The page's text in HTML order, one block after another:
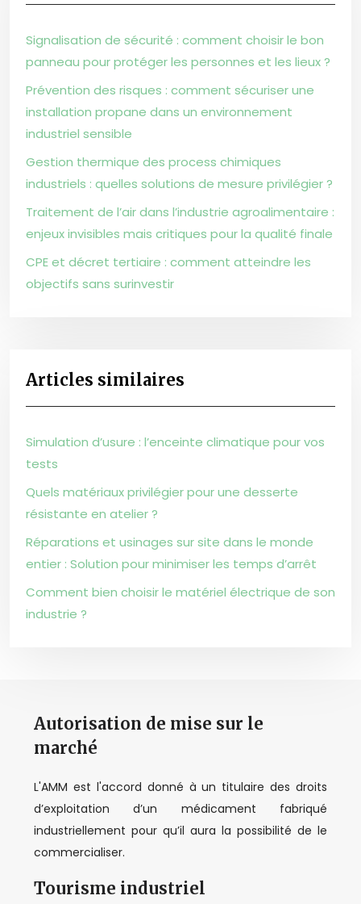
Signalisation de sécurité : comment choisir le bon
panneau pour protéger les personnes et les lieux ?
Prévention des risques : comment sécuriser une
installation propane dans un environnement
industriel sensible
Gestion thermique des process chimiques
industriels : quelles solutions de mesure privilégier ?
Traitement de l’air dans l’industrie agroalimentaire :
enjeux invisibles mais critiques pour la qualité finale
CPE et décret tertiaire : comment atteindre les
objectifs sans surinvestir
Articles similaires
Simulation d’usure : l’enceinte climatique pour vos
tests
Quels matériaux privilégier pour une desserte
résistante en atelier ?
Réparations et usinages sur site dans le monde
entier : Solution pour minimiser les temps d’arrêt
Comment bien choisir le matériel électrique de son
industrie ?
Autorisation de mise sur le
marché
L'AMM est l'accord donné à un titulaire des droits
d’exploitation d’un médicament fabriqué
industriellement pour qu’il aura la possibilité de le
commercialiser.
Tourisme industriel